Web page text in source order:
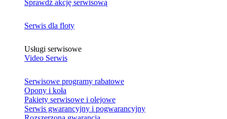
Sprawdź akcję serwisową
Serwis dla floty
Usługi serwisowe
Video Serwis
Serwisowe programy rabatowe
Opony i koła
Pakiety serwisowe i olejowe
Serwis gwarancyjny i pogwarancyjny